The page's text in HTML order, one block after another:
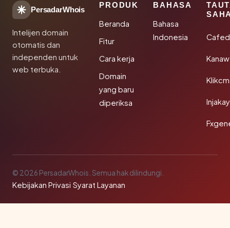
PersadarWhois
Intelijen domain
otomatis dan
independen untuk
web terbuka.
PRODUK
Beranda
Fitur
Cara kerja
Domain
yang baru
diperiksa
BAHASA
Bahasa
Indonesia
© 2026 PersadarWhois. Semua hak dilindungi.
Kebijakan Privasi·Syarat Layanan